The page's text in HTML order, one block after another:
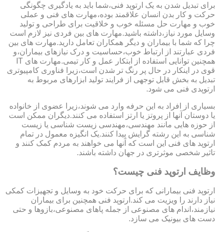
برای تبدیل شدن به یک ارتوپد فنی،شما باید به یادگیری چگونگی
حرکت و کار بدن انسان علاقمند بوده،مهارت های فنی و عملی
خوب و مهارت حل مسئله خوب و خلاقیت برای طراحی و تولید
وسایل مورد نیاز،داشته باشید.مهارت های بین فردی نیز لازم است
چرا که شما با بیماران و دیگر همکاران تعامل دارید.مهارت های بین
فردی عبارتند از ارتباط خوب،حساسیت و درک نیازهای بیماران،و
همچنین توانایی استفاده از ابتکار عمل و کار تیمی.مهارت های IT
قوی در اینکار در حال پر رنگ تر شدن است،زیرا فناوری کامپیوتری
تبدیل به بخش قابل توجهی از فرایند تولید ابزارهای مربوط به
ارتوپدی فنی می شود.
بسیاری از افراد به این حرفه وارد می شوند،زیرا عضوی از خانواده
یا دوستان آنها از پروتز یا ارتز استفاده می کنند.دیگران ممکن است
از حوزه هایی مانند مهندسی،مهندسی زیست شناسی یا زیست
شناسی به این رشته گرایش پیدا کنند.یک انگیزه معمول در تمام
ارتوپد های فنی این است که آنها می خواهند به مردم کمک کنند و
تاثیر شخصی موثرتری در جهان داشته باشند.
وظایف ارتوپد فنی چیست؟
ارتوپد فنی بیمارانی که برای حرکت خود به وسایل و تجهیزات کمکی
نیاز دارند را ویزیت می کند.ارتوپد فنی همچنین برای بیماران
نیازمند،اندام های مصنوعی از جمله پاهای مصنوعی،بازوها و حتی
دست های بیونیک می سازد.